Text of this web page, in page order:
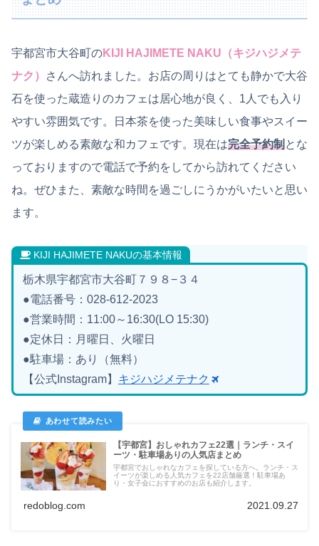
宇都宮市大谷町のKIJI HAJIMETE NAKU（キジハジメテ
ナク）
さんへ訪れました。お店の周りはとても静かで大谷
石を使った蔵造りのカフェは居心地が良く、1人でも入り
やすい雰囲気です。日本茶を使った美味しい食事やスイー
ツが楽しめる素敵な和カフェです。現在は完全予約制とな
っておりますので電話で予約をしてから訪れてください
ね。ぜひまた、素敵な時間を過ごしにうかがいたいと思い
ます。
KIJI HAJIMETE NAKUの基本情報
栃木県宇都宮市大谷町７９８−３４
●電話番号：028-612-2023
●営業時間：11:00～16:30(LO 15:30)
●定休日：月曜日、火曜日
●駐車場：あり（無料）
【公式Instagram】 キジハジメテナク
【宇都宮】おしゃれカフェ22選｜ランチ・スイ
ーツ・駐車場ありの人気店まとめ
宇都宮でおしゃれなカフェを探している方へ。ランチ・ス
イーツが楽しめる人気カフェを22店舗厳選！駐車場あ
り・女子会におすすめのお店も紹介します。
redoblog.com 2021.09.27